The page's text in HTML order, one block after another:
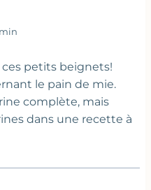
ces petits beignets!
le pain de mie.
complète, mais
dans une recette à